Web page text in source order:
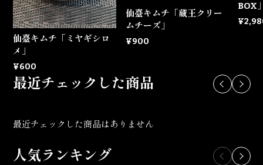
仙臺キムチ「ミヤギシロ
メ」
¥600
仙臺キムチ「蔵王クリー
ムチーズ」
¥900
BOX
最近チェックした商品
最近チェックした商品はありません
人気ランキング